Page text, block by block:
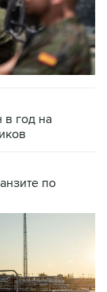
в год на
по